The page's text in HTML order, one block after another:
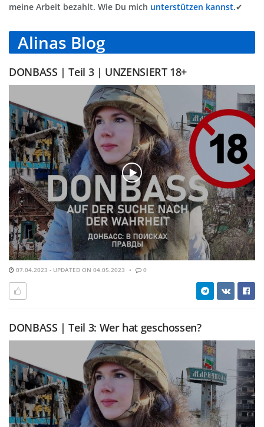
meine Arbeit bezahlt. Wie Du mich unterstützen kannst.✔
Alinas Blog
DONBASS | Teil 3 | UNZENSIERT 18+
07.04.2023 - UPDATED ON 04.05.2023 0
DONBASS | Teil 3: Wer hat geschossen?